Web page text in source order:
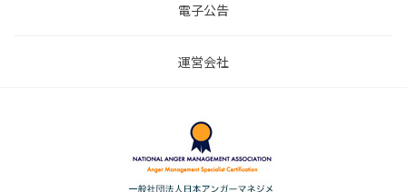
電子公告
運営会社